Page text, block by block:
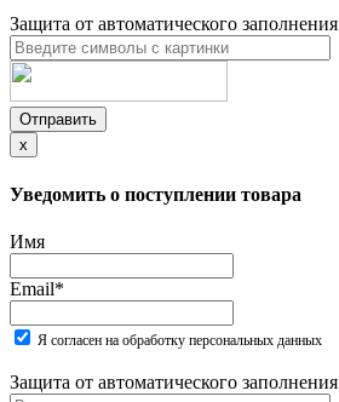
Защита от автоматического заполнения
Отправить
x
Уведомить о поступлении товара
Имя
Email*
Я согласен на обработку персональных данных
Защита от автоматического заполнения